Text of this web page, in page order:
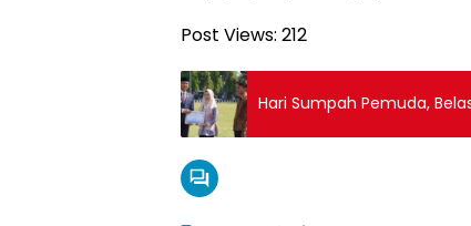
Post Views: 212
Hari Sumpah Pemuda,